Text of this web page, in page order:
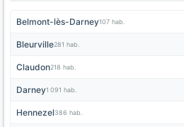
Belmont-lès-Darney107 hab.
Bleurville281 hab.
Claudon218 hab.
Darney1 091 hab.
Hennezel386 hab.